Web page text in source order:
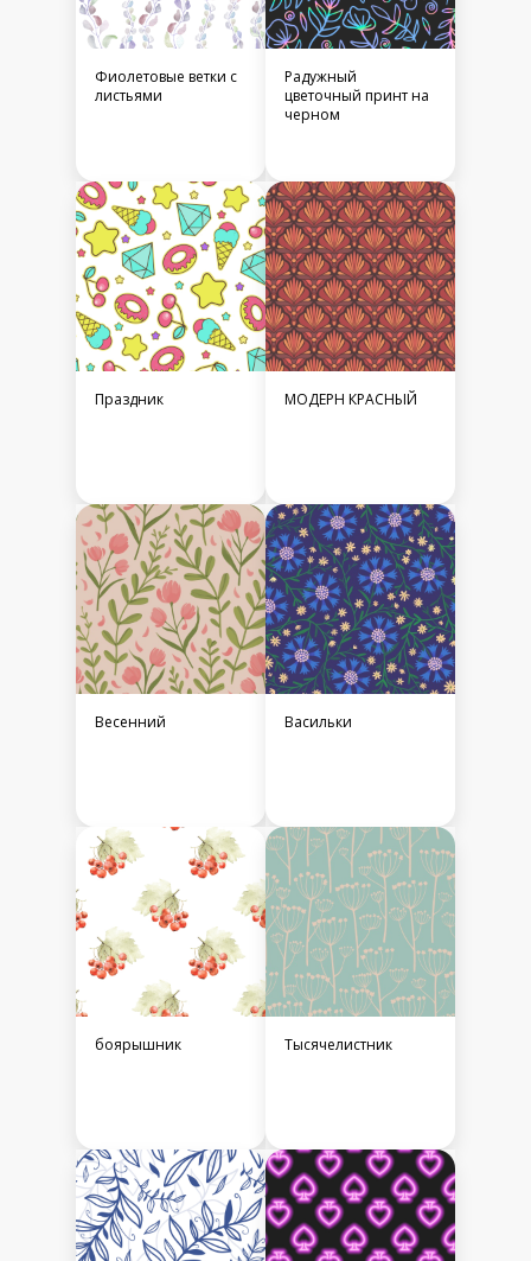
Фиолетовые ветки с
листьями
Радужный
цветочный принт на
черном
Праздник МОДЕРН КРАСНЫЙ
Весенний Васильки
боярышник Тысячелистник